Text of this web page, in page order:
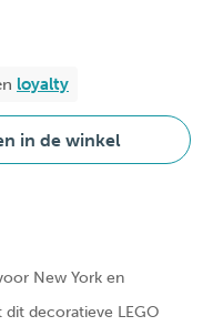
loyalty
in de winkel
New York en
decoratieve LEGO